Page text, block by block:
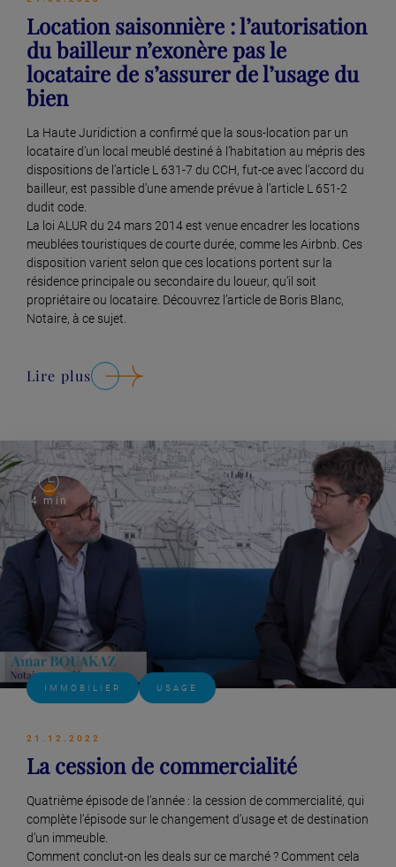
Location saisonnière : l’autorisation
du bailleur n’exonère pas le
locataire de s’assurer de l’usage du
bien
La Haute Juridiction a confirmé que la sous-location par un
locataire d’un local meublé destiné à l’habitation au mépris des
dispositions de l’article L 631-7 du CCH, fut-ce avec l’accord du
bailleur, est passible d’une amende prévue à l’article L 651-2
dudit code.
La loi ALUR du 24 mars 2014 est venue encadrer les locations
meublées touristiques de courte durée, comme les Airbnb. Ces
disposition varient selon que ces locations portent sur la
résidence principale ou secondaire du loueur, qu’il soit
propriétaire ou locataire. Découvrez l’article de Boris Blanc,
Notaire, à ce sujet.
Lire plus
IMMOBILIER USAGE
21.12.2022
La cession de commercialité
Quatrième épisode de l’année : la cession de commercialité, qui
complète l’épisode sur le changement d’usage et de destination
d’un immeuble.
Comment conclut-on les deals sur ce marché ? Comment cela
4 min
Lire plus